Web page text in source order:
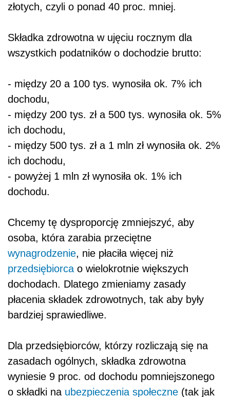
złotych, czyli o ponad 40 proc. mniej.
Składka zdrowotna w ujęciu rocznym dla
wszystkich podatników o dochodzie brutto:
- między 20 a 100 tys. wynosiła ok. 7% ich
dochodu,
- między 200 tys. zł a 500 tys. wynosiła ok. 5%
ich dochodu,
- między 500 tys. zł a 1 mln zł wynosiła ok. 2%
ich dochodu,
- powyżej 1 mln zł wynosiła ok. 1% ich
dochodu.
Chcemy tę dysproporcję zmniejszyć, aby
osoba, która zarabia przeciętne
wynagrodzenie, nie płaciła więcej niż
przedsiębiorca o wielokrotnie większych
dochodach. Dlatego zmieniamy zasady
płacenia składek zdrowotnych, tak aby były
bardziej sprawiedliwe.
Dla przedsiębiorców, którzy rozliczają się na
zasadach ogólnych, składka zdrowotna
wyniesie 9 proc. od dochodu pomniejszonego
o składki na ubezpieczenia społeczne (tak jak